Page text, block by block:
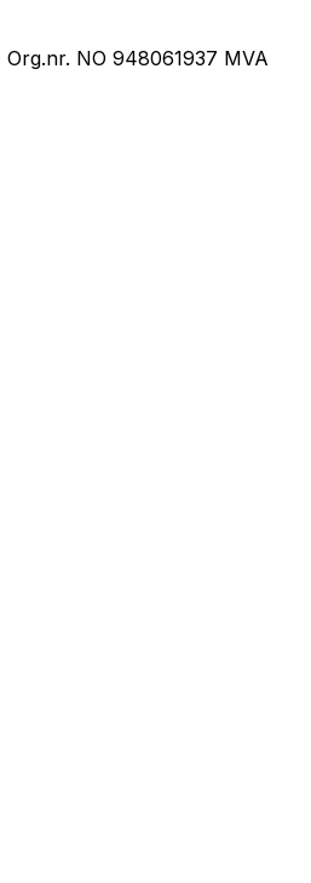
| Org.nr. NO 948061937 MVA